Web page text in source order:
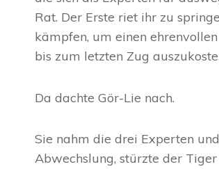
Rat. Der Erste riet ihr zu
kämpfen, um einen
bis zum letzten Zug
Da dachte Gör-Lie nach.
Sie nahm die drei Experten
Abwechslung, stürzte der